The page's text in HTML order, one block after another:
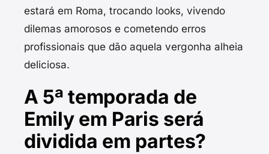
estará em Roma, trocando looks, vivendo
dilemas amorosos e cometendo erros
profissionais que dão aquela vergonha alheia
deliciosa.
A 5ª temporada de
Emily em Paris será
dividida em partes?